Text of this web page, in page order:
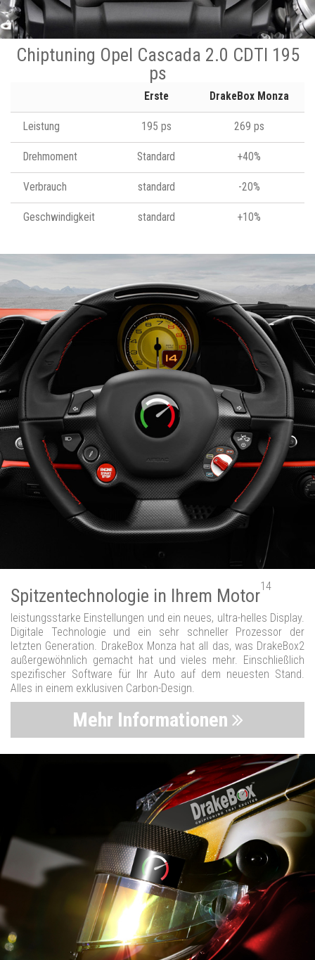
Chiptuning Opel Cascada 2.0 CDTI 195
ps
Erste DrakeBox Monza
Leistung 195 ps 269 ps
Drehmoment Standard +40%
Verbrauch standard -20%
Geschwindigkeit standard +10%
Spitzentechnologie in Ihrem Motor14
leistungsstarke Einstellungen und ein neues, ultra-helles Display.
Digitale Technologie und ein sehr schneller Prozessor der
letzten Generation. DrakeBox Monza hat all das, was DrakeBox2
außergewöhnlich gemacht hat und vieles mehr. Einschließlich
spezifischer Software für Ihr Auto auf dem neuesten Stand.
Alles in einem exklusiven Carbon-Design.
Mehr Informationen